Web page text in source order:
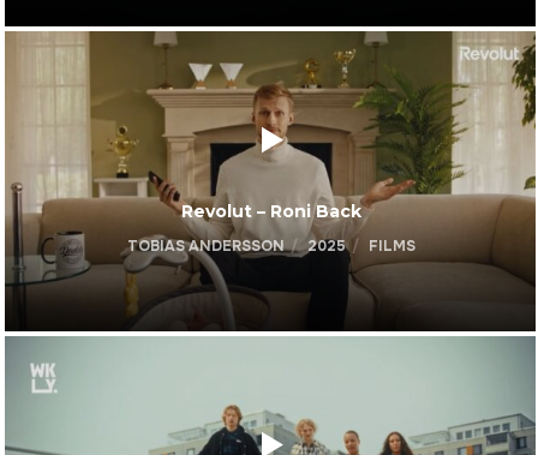
Revolut – Roni Back
TOBIAS ANDERSSON 2025 FILMS